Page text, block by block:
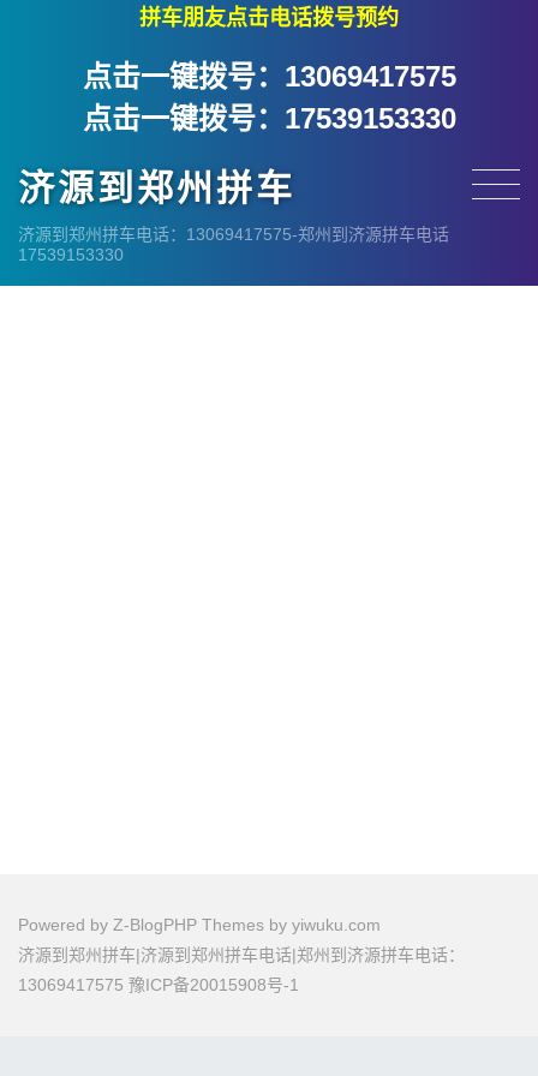
拼车朋友点击电话拨号预约
点击一键拨号：13069417575
点击一键拨号：17539153330
济源到郑州拼车
济源到郑州拼车电话：13069417575-郑州到济源拼车电话
17539153330
Powered by Z-BlogPHP Themes by yiwuku.com
济源到郑州拼车|济源到郑州拼车电话|郑州到济源拼车电话：
13069417575 豫ICP备20015908号-1